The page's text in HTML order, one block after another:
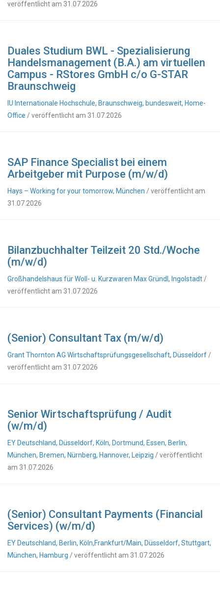
veröffentlicht am 31.07.2026
Duales Studium BWL - Spezialisierung
Handelsmanagement (B.A.) am virtuellen
Campus - RStores GmbH c/o G-STAR
Braunschweig
IU Internationale Hochschule, Braunschweig, bundesweit, Home-
Office / veröffentlicht am 31.07.2026
SAP Finance Specialist bei einem
Arbeitgeber mit Purpose (m/w/d)
Hays – Working for your tomorrow, München / veröffentlicht am
31.07.2026
Bilanzbuchhalter Teilzeit 20 Std./Woche
(m/w/d)
Großhandelshaus für Woll- u. Kurzwaren Max Gründl, Ingolstadt /
veröffentlicht am 31.07.2026
(Senior) Consultant Tax (m/w/d)
Grant Thornton AG Wirtschaftsprüfungsgesellschaft, Düsseldorf /
veröffentlicht am 31.07.2026
Senior Wirtschaftsprüfung / Audit
(w/m/d)
EY Deutschland, Düsseldorf, Köln, Dortmund, Essen, Berlin,
München, Bremen, Nürnberg, Hannover, Leipzig / veröffentlicht
am 31.07.2026
(Senior) Consultant Payments (Financial
Services) (w/m/d)
EY Deutschland, Berlin, Köln,Frankfurt/Main, Düsseldorf, Stuttgart,
München, Hamburg / veröffentlicht am 31.07.2026